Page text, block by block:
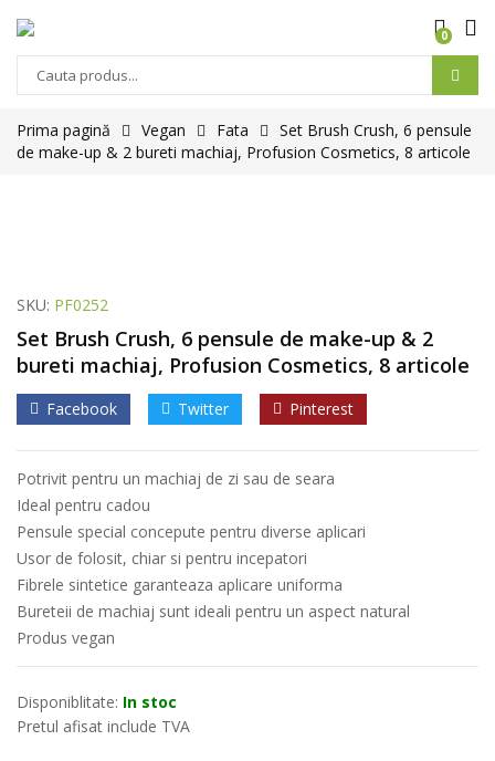
0
Prima pagină Vegan Fata
Set Brush Crush, 6 pensule
de make-up & 2 bureti machiaj, Profusion Cosmetics, 8 articole
SKU: PF0252
Set Brush Crush, 6 pensule de make-up & 2
bureti machiaj, Profusion Cosmetics, 8 articole
Facebook Twitter Pinterest
Potrivit pentru un machiaj de zi sau de seara
Ideal pentru cadou
Pensule special concepute pentru diverse aplicari
Usor de folosit, chiar si pentru incepatori
Fibrele sintetice garanteaza aplicare uniforma
Bureteii de machiaj sunt ideali pentru un aspect natural
Produs vegan
Disponiblitate: In stoc
Pretul afisat include TVA